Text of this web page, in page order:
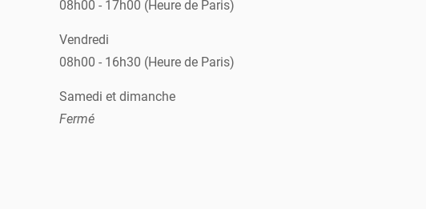
08h00 - 17h00 (Heure de Paris)
Vendredi
08h00 - 16h30 (Heure de Paris)
Samedi et dimanche
Fermé